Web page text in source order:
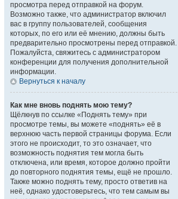
просмотра перед отправкой на форум.
Возможно также, что администратор включил
вас в группу пользователей, сообщения
которых, по его или её мнению, должны быть
предварительно просмотрены перед отправкой.
Пожалуйста, свяжитесь с администратором
конференции для получения дополнительной
информации.
Вернуться к началу
Как мне вновь поднять мою тему?
Щёлкнув по ссылке «Поднять тему» при
просмотре темы, вы можете «поднять» её в
верхнюю часть первой страницы форума. Если
этого не происходит, то это означает, что
возможность поднятия тем могла быть
отключена, или время, которое должно пройти
до повторного поднятия темы, ещё не прошло.
Также можно поднять тему, просто ответив на
неё, однако удостоверьтесь, что тем самым вы